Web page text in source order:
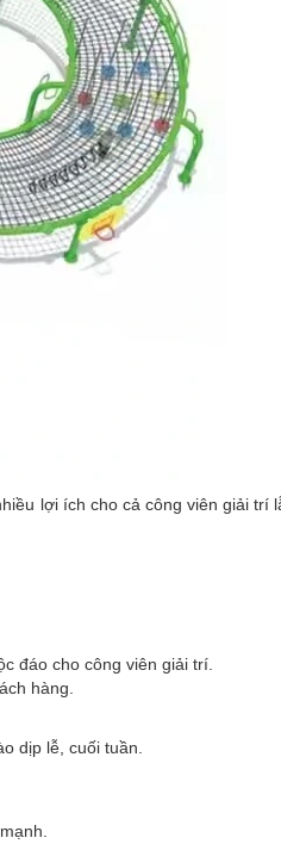
lợi ích cho cả công viên giải
đáo cho công viên giải trí.
hàng.
dịp lễ, cuối tuần.